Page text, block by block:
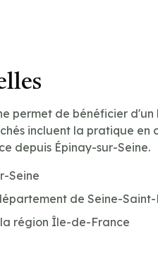
permet de bénéficier
incluent la pratique en
depuis Épinay-sur-Seine.
Seine
de Seine-Saint-
région Île-de-France